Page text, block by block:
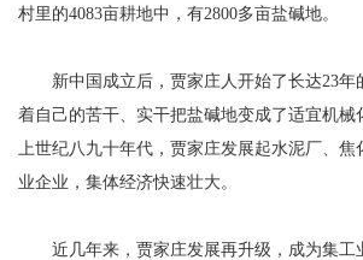
村里的4083亩耕地中，有2800多亩盐碱地。
新中国成立后，贾家庄人开始了长达23年
着自己的苦干、实干把盐碱地变成了适宜机械
上世纪八九十年代，贾家庄发展起水泥厂、焦
业企业，集体经济快速壮大。
近几年来，贾家庄发展再升级，成为集工